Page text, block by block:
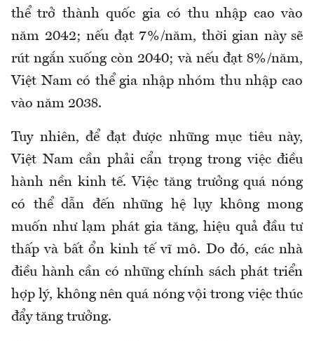
thể trở thành quốc gia có thu nhập cao vào
năm 2042; nếu đạt 7%/năm, thời gian này sẽ
rút ngắn xuống còn 2040; và nếu đạt 8%/năm,
Việt Nam có thể gia nhập nhóm thu nhập cao
vào năm 2038.
Tuy nhiên, để đạt được những mục tiêu này,
Việt Nam cần phải cẩn trọng trong việc điều
hành nền kinh tế. Việc tăng trưởng quá nóng
có thể dẫn đến những hệ lụy không mong
muốn như lạm phát gia tăng, hiệu quả đầu tư
thấp và bất ổn kinh tế vĩ mô. Do đó, các nhà
điều hành cần có những chính sách phát triển
hợp lý, không nên quá nóng vội trong việc thúc
đẩy tăng trưởng.